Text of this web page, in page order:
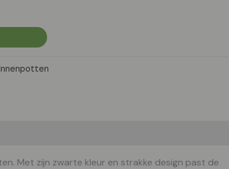
Met zijn zwarte kleur en strakke design past de